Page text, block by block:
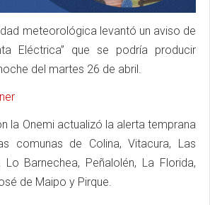
meteorológica levantó un aviso de
Eléctrica” que se podría producir
del martes 26 de abril.
la Onemi actualizó la alerta temprana
comunas de Colina, Vitacura, Las
Lo Barnechea, Peñalolén, La Florida,
de Maipo y Pirque.